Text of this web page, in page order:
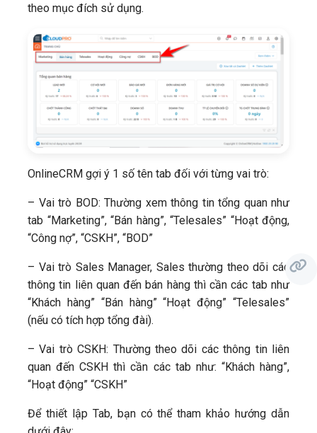
theo mục đích sử dụng.
OnlineCRM gợi ý 1 số tên tab đối với từng vai trò:
– Vai trò BOD: Thường xem thông tin tổng quan như
tab “Marketing”, “Bán hàng”, “Telesales” “Hoạt động,
“Công nợ”, “CSKH”, “BOD”
– Vai trò Sales Manager, Sales thường theo dõi các
thông tin liên quan đến bán hàng thì cần các tab như
“Khách hàng” “Bán hàng” “Hoạt động” “Telesales”
(nếu có tích hợp tổng đài).
– Vai trò CSKH: Thường theo dõi các thông tin liên
quan đến CSKH thì cần các tab như: “Khách hàng”,
“Hoạt động” “CSKH”
Để thiết lập Tab, bạn có thể tham khảo hướng dẫn